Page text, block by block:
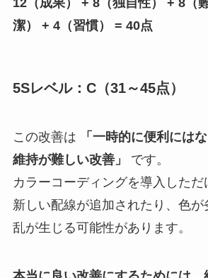
潔） + 4（習慣） = 40点
5Sレベル：C（31～45点）
この改善は
「一時的に便利には
維持が難しい改善」
です。
カラーコーディングを導入しただ
新しい配線が追加されたり、色
乱が生じる可能性があります。